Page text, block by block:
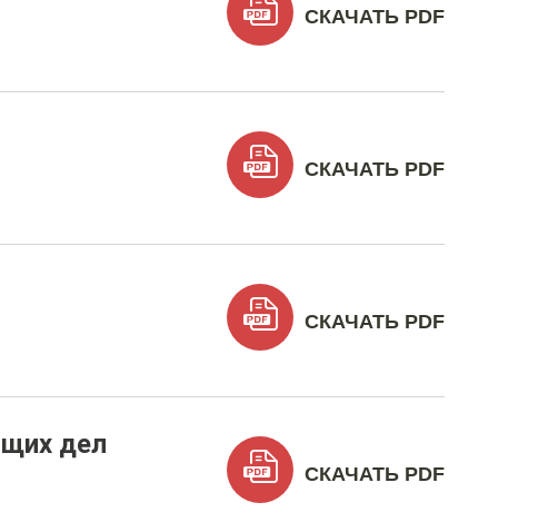
СКАЧАТЬ PDF
СКАЧАТЬ PDF
СКАЧАТЬ PDF
дел
СКАЧАТЬ PDF